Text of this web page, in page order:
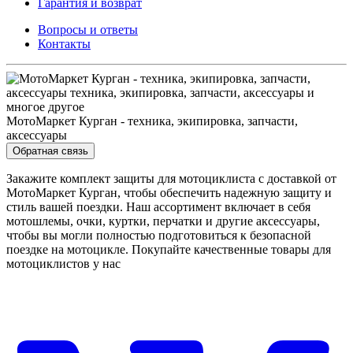
Гарантия и возврат
Вопросы и ответы
Контакты
МотоМаркет Курган - техника, экипировка, запчасти,
аксессуары
Обратная связь
Закажите комплект защиты для мотоциклиста с доставкой от
МотоМаркет Курган, чтобы обеспечить надежную защиту и
стиль вашей поездки. Наш ассортимент включает в себя
мотошлемы, очки, куртки, перчатки и другие аксессуары,
чтобы вы могли полностью подготовиться к безопасной
поездке на мотоцикле. Покупайте качественные товары для
мотоциклистов у нас